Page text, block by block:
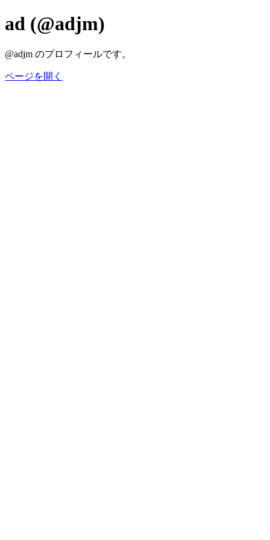
ad (@adjm)
@adjm のプロフィールです。
ページを開く